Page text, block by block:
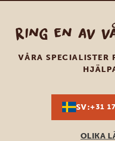
Ring en av
VÅRA SPECIALISTER
SV:+31
OLIKA